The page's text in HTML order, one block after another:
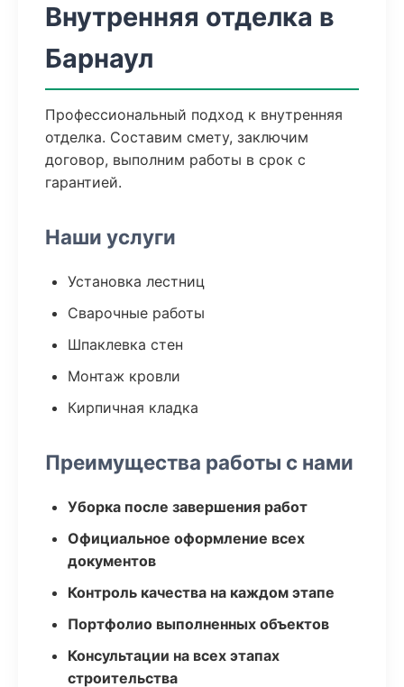
Внутренняя отделка в
Барнаул
Профессиональный подход к внутренняя
отделка. Составим смету, заключим
договор, выполним работы в срок с
гарантией.
Наши услуги
Установка лестниц
Сварочные работы
Шпаклевка стен
Монтаж кровли
Кирпичная кладка
Преимущества работы с нами
Уборка после завершения работ
Официальное оформление всех
документов
Контроль качества на каждом этапе
Портфолио выполненных объектов
Консультации на всех этапах
строительства